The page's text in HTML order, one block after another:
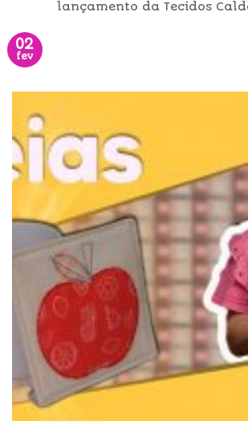
lançamento da Tecidos
02
fev